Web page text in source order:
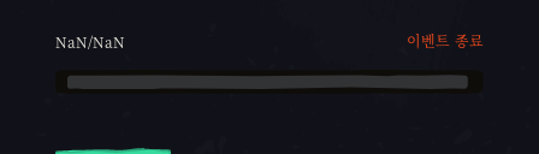
NaN/NaN 이벤트 종료